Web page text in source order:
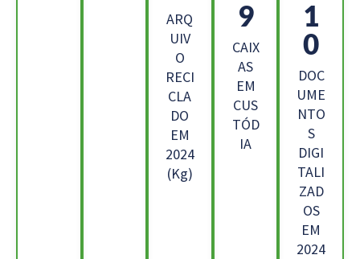
ARQ
UIV
O
RECI
CLA
DO
EM
2024
(Kg)
4
CAIX
AS
EM
CUS
TÓD
IA
2
2
DOC
UME
NTO
S
DIGI
TALI
ZAD
OS
EM
2024